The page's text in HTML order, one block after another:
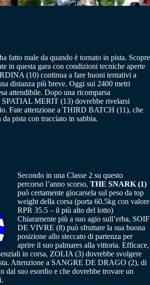
fatto male da quando è tornato in pista. Scopre
in questa gara con condizioni tecniche aperte
(10) continua a fare buoni tentativi a
distanza più breve. Oggi sui 2400 metri
attendibile. Dopo una ricomparsa
SPATIAL MERIT (13) dovrebbe rivelarsi
Fate attenzione a THIRD BATCH (11), che
pista con tracciato in sabbia.
Secondo in una Classe 2 su questo
percorso l’anno scorso, THE SNARK (1)
può certamente giocarsela sul peso da top
weight della corsa (porta 60.5kg con valore
RPR 35.5 – il più alto del lotto)
Chiaramente più a suo agio sull’erba, SOIF
DE VIVRE (8) può sfruttare la sua buona
posizione allo steccato di partenza per
aprire il suo palmares alla vittoria. Efficace,
in corsa, ZOLIA (3) dovrebbe svolgere
Attenzione a SANGRE DE DRAGO (2), di
dal suo esordio e che dovrebbe trovare un